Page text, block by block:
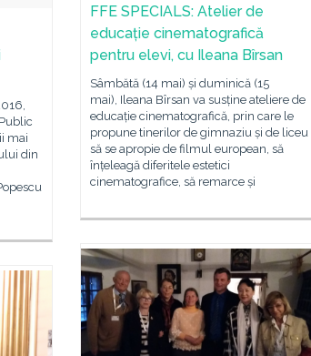
FFE SPECIALS: Atelier de
educație cinematografică
pentru elevi, cu Ileana Bîrsan
Sâmbătă (14 mai) și duminică (15
mai), Ileana Bîrsan va susține ateliere de
educație cinematografică, prin care le
propune tinerilor de gimnaziu și de liceu
să se apropie de filmul european, să
înțeleagă diferitele estetici
cinematografice, să remarce și
mai
din